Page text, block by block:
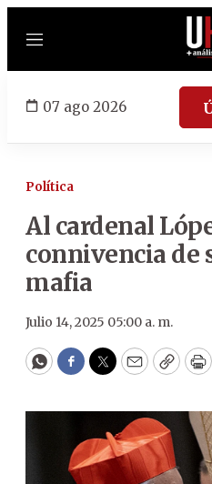
Menú
07 ago 2026
Política
Al cardenal
connivencia de
mafia
Julio 14, 2025 05:00 a. m.
WhatsApp
Facebook
Twitter
EmailCopy